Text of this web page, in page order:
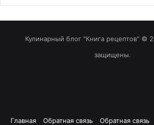
Кулинарный блог "Книга рецептов" ©
защищены.
Главная Обратная связь Обратная связь